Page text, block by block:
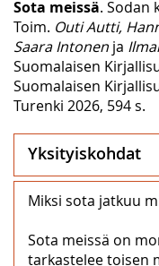
Sota meissä. Sodan
Toim. Outi Autti,
Saara Intonen ja
Suomalaisen
Suomalaisen
Turenki 2026, 594 s.
Yksityiskohdat
Miksi sota jatkuu
Sota meissä on
tarkastelee toisen